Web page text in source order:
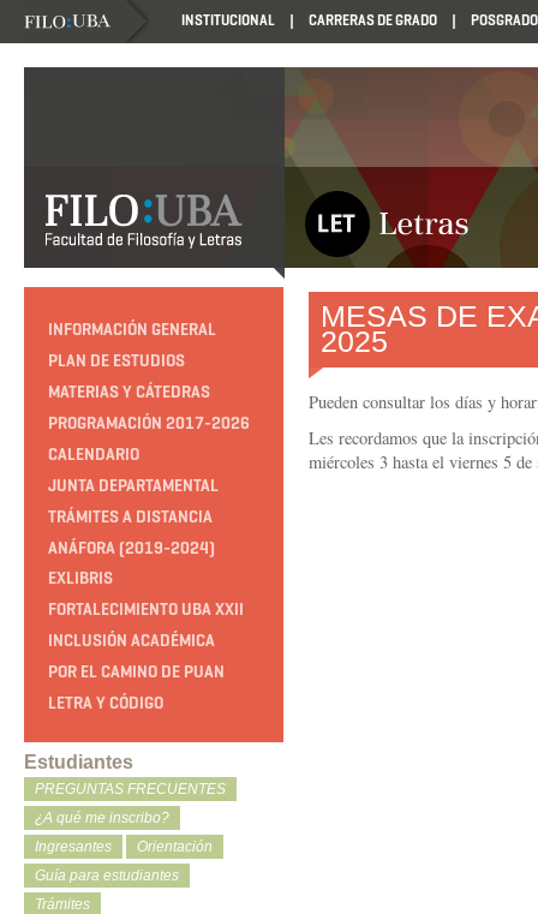
INSTITUCIONAL CARRERAS DE GRADO POSGRADO
INFORMACIÓN GENERAL
PLAN DE ESTUDIOS
MATERIAS Y CÁTEDRAS
PROGRAMACIÓN 2017-2026
CALENDARIO
JUNTA DEPARTAMENTAL
TRÁMITES A DISTANCIA
ANÁFORA (2019-2024)
EXLIBRIS
FORTALECIMIENTO UBA XXII
INCLUSIÓN ACADÉMICA
POR EL CAMINO DE PUAN
LETRA Y CÓDIGO
Estudiantes
PREGUNTAS FRECUENTES
¿A qué me inscribo?
Ingresantes
Orientación
Guía para estudiantes
Trámites
MESAS DE
2025
Pueden consultar los días y
Les recordamos que la
miércoles 3 hasta el viernes 5